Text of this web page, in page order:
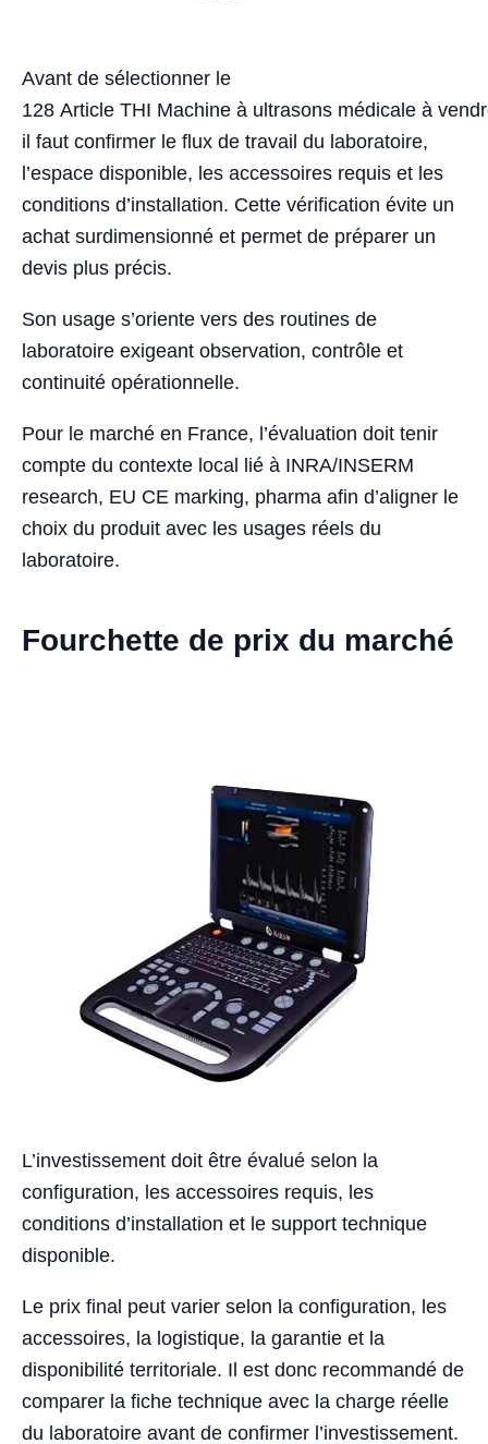
Avant de sélectionner le
128 Article THI Machine à ultrasons médicale à
il faut confirmer le flux de travail du laboratoire,
l’espace disponible, les accessoires requis et les
conditions d’installation. Cette vérification évite un
achat surdimensionné et permet de préparer un
devis plus précis.
Son usage s’oriente vers des routines de
laboratoire exigeant observation, contrôle et
continuité opérationnelle.
Pour le marché en France, l’évaluation doit tenir
compte du contexte local lié à INRA/INSERM
research, EU CE marking, pharma afin d’aligner le
choix du produit avec les usages réels du
laboratoire.
Fourchette de prix du marché
L’investissement doit être évalué selon la
configuration, les accessoires requis, les
conditions d’installation et le support technique
disponible.
Le prix final peut varier selon la configuration, les
accessoires, la logistique, la garantie et la
disponibilité territoriale. Il est donc recommandé de
comparer la fiche technique avec la charge réelle
du laboratoire avant de confirmer l’investissement.